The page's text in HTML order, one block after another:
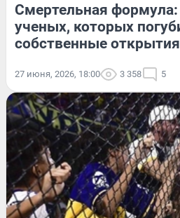
Смертельная формула:
ученых, которых
собственные открытия
27 июня, 2026, 18:00 3 358 5